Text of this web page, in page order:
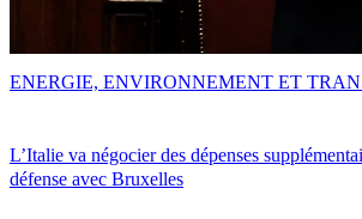
L’Italie va négocier des dépenses
défense avec Bruxelles
ENERGIE, ENVIRONNEMENT ET